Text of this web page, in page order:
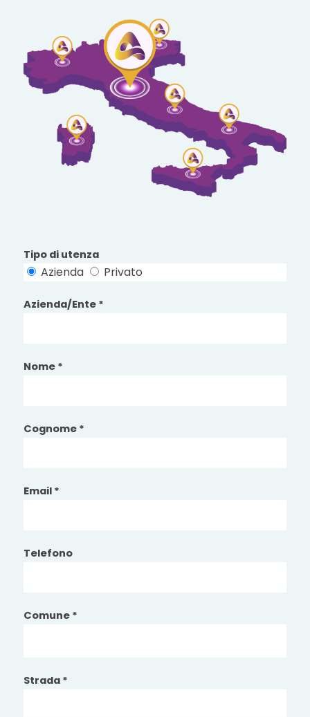
Tipo di utenza
Azienda Privato
Azienda/Ente *
Nome *
Cognome *
Email *
Telefono
Comune *
Strada *